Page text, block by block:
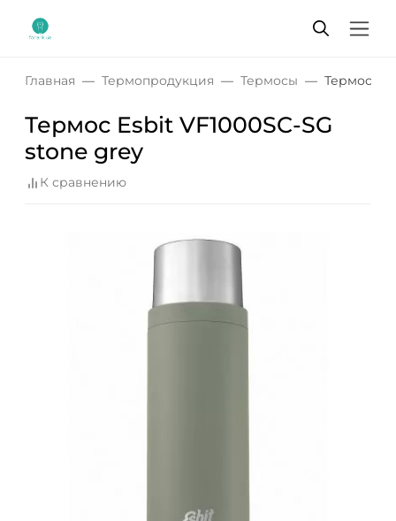
Главная Термопродукция Термосы Термос
Термос Esbit VF1000SC-SG
stone grey
К сравнению